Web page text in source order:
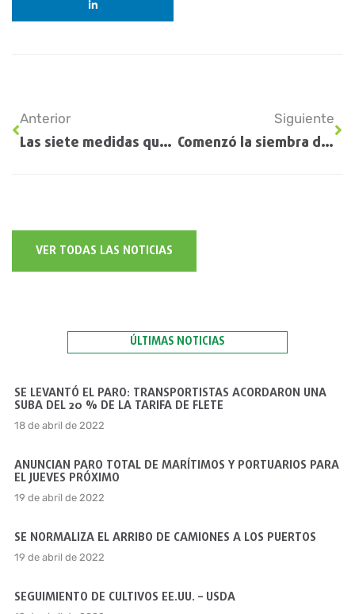
Anterior
Las siete medidas que Larreta le prometió al campo
Siguiente
Comenzó la siembra de trigo con la incorporación de 400.000 hectáreas en la última semana
VER TODAS LAS NOTICIAS
ÚLTIMAS NOTICIAS
SE LEVANTÓ EL PARO: TRANSPORTISTAS ACORDARON UNA
SUBA DEL 20 % DE LA TARIFA DE FLETE
18 de abril de 2022
ANUNCIAN PARO TOTAL DE MARÍTIMOS Y PORTUARIOS PARA
EL JUEVES PRÓXIMO
19 de abril de 2022
SE NORMALIZA EL ARRIBO DE CAMIONES A LOS PUERTOS
19 de abril de 2022
SEGUIMIENTO DE CULTIVOS EE.UU. – USDA